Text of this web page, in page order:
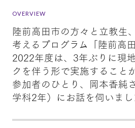
OVERVIEW
陸前高田市の方々と立教生
考えるプログラム「陸前高
2022年度は、3年ぶりに現
クを伴う形で実施すること
参加者のひとり、岡本香純
学科2年）にお話を伺いまし